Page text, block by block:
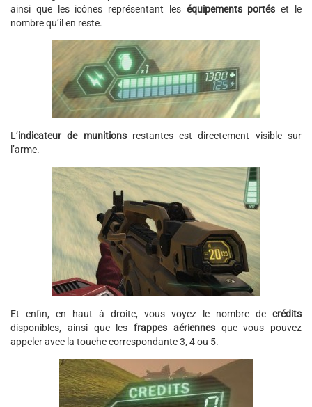
ainsi que les icônes représentant les équipements portés et le
nombre qu’il en reste.
L’indicateur de munitionsrestantes est directement visible sur
l’arme.
Et enfin, en haut à droite, vous voyez le nombre de crédits
disponibles, ainsi que les frappes aériennesque vous pouvez
appeler avec la touche correspondante 3, 4 ou 5.